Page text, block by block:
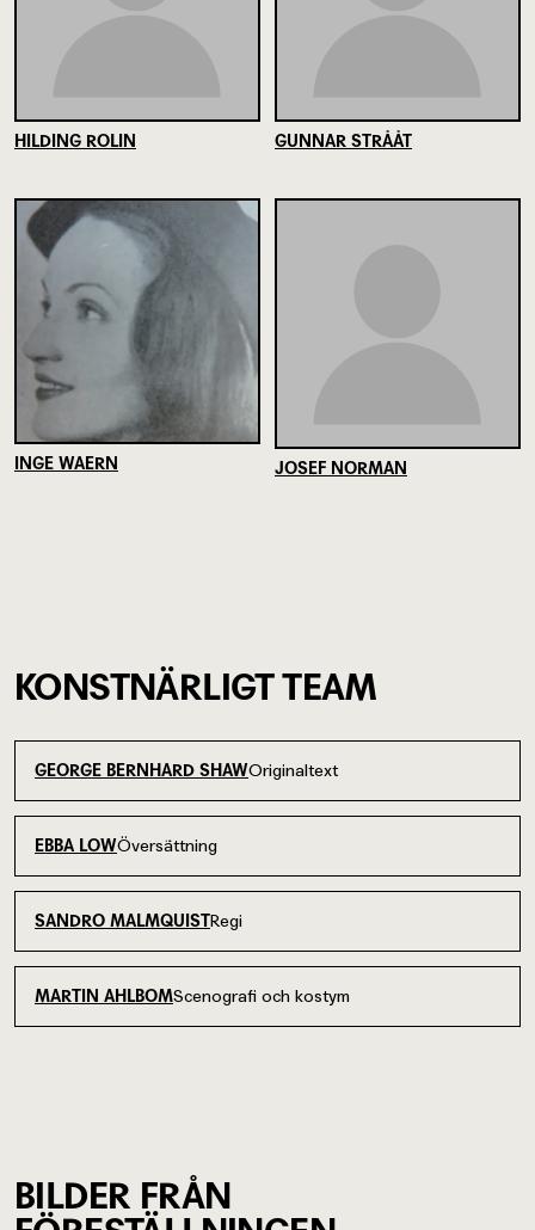
HILDING ROLIN GUNNAR STRÅÅT
INGE WAERN JOSEF NORMAN
KONSTNÄRLIGT TEAM
GEORGE BERNHARD SHAWOriginaltext
EBBA LOWÖversättning
SANDRO MALMQUISTRegi
MARTIN AHLBOMScenografi och kostym
BILDER FRÅN